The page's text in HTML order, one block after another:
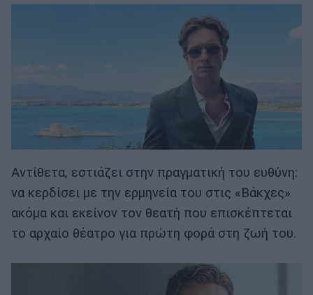
Αντίθετα, εστιάζει στην πραγματική του ευθύνη:
να κερδίσει με την ερμηνεία του στις «Βάκχες»
ακόμα και εκείνον τον θεατή που επισκέπτεται
το αρχαίο θέατρο για πρώτη φορά στη ζωή του.